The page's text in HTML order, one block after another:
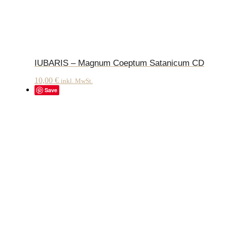
IUBARIS – Magnum Coeptum Satanicum CD
10,00 € inkl. MwSt.
Save